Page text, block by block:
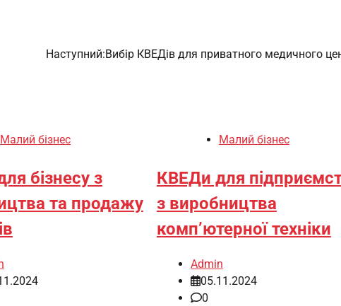
Наступний:Вибір КВЕДів для приватного медичного
Малий бізнес
бізнесу з
та продажу
Малий бізнес
КВЕДи для
з виробництва
комп’ютерної техніки
Admin
05.11.2024
0